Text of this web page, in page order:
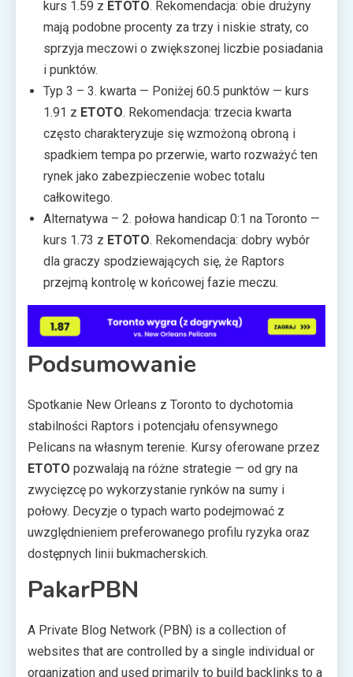
kurs 1.59 z ETOTO. Rekomendacja: obie drużyny
mają podobne procenty za trzy i niskie straty, co
sprzyja meczowi o zwiększonej liczbie posiadania
i punktów.
Typ 3 – 3. kwarta — Poniżej 60.5 punktów — kurs
1.91 z ETOTO. Rekomendacja: trzecia kwarta
często charakteryzuje się wzmożoną obroną i
spadkiem tempa po przerwie, warto rozważyć ten
rynek jako zabezpieczenie wobec totalu
całkowitego.
Alternatywa – 2. połowa handicap 0:1 na Toronto —
kurs 1.73 z ETOTO. Rekomendacja: dobry wybór
dla graczy spodziewających się, że Raptors
przejmą kontrolę w końcowej fazie meczu.
Podsumowanie
Spotkanie New Orleans z Toronto to dychotomia
stabilności Raptors i potencjału ofensywnego
Pelicans na własnym terenie. Kursy oferowane przez
ETOTO pozwalają na różne strategie — od gry na
zwycięzcę po wykorzystanie rynków na sumy i
połowy. Decyzje o typach warto podejmować z
uwzględnieniem preferowanego profilu ryzyka oraz
dostępnych linii bukmacherskich.
PakarPBN
A Private Blog Network (PBN) is a collection of
websites that are controlled by a single individual or
organization and used primarily to build backlinks to a